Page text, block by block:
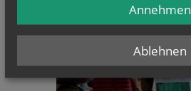
Ablehnen
Annehmen